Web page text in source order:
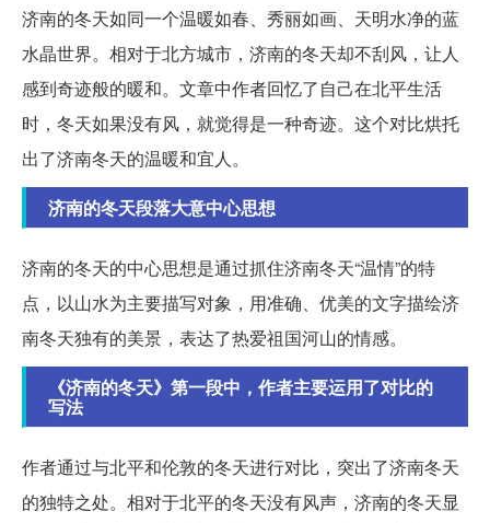
济南的冬天如同一个温暖如春、秀丽如画、天明水净的蓝
水晶世界。相对于北方城市，济南的冬天却不刮风，让人
感到奇迹般的暖和。文章中作者回忆了自己在北平生活
时，冬天如果没有风，就觉得是一种奇迹。这个对比烘托
出了济南冬天的温暖和宜人。
济南的冬天段落大意中心思想
济南的冬天的中心思想是通过抓住济南冬天“温情”的特
点，以山水为主要描写对象，用准确、优美的文字描绘济
南冬天独有的美景，表达了热爱祖国河山的情感。
《济南的冬天》第一段中，作者主要运用了对比的
写法
作者通过与北平和伦敦的冬天进行对比，突出了济南冬天
的独特之处。相对于北平的冬天没有风声，济南的冬天显